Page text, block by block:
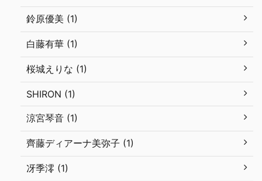
鈴原優美 (1)
白藤有華 (1)
桜城えりな (1)
SHIRON (1)
涼宮琴音 (1)
齊藤ディアーナ美弥子 (1)
冴季澪 (1)